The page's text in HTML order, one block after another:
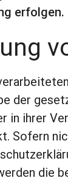
erfolgen.
der
in ihrer
Sofern
die